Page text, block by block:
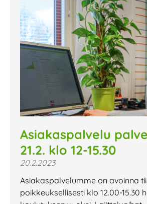
Asiakaspalvelu
21.2. klo 12-15.30
20.2.2023
Asiakaspalvelumme on avoinna
poikkeuksellisesti klo 12.00-15.30